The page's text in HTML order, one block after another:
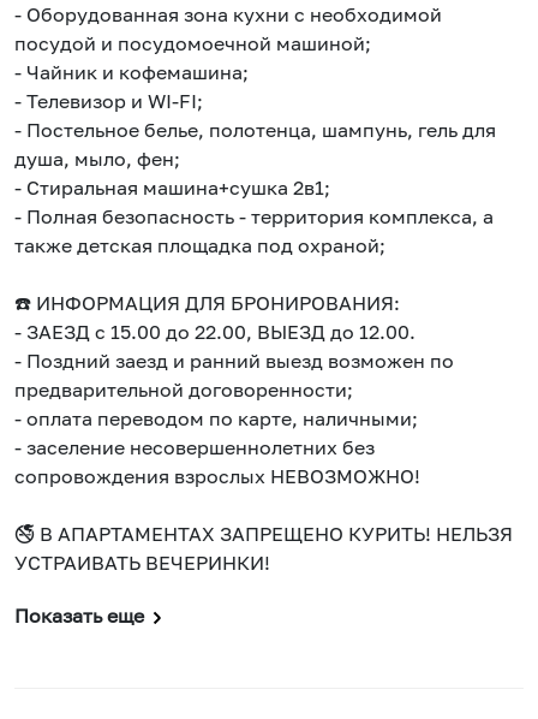
- Оборудованная зона кухни с необходимой
посудой и посудомоечной машиной;
- Чайник и кофемашина;
- Телевизор и WI-FI;
- Постельное белье, полотенца, шампунь, гель для
душа, мыло, фен;
- Стиральная машина+сушка 2в1;
- Полная безопасность - территория комплекса, а
также детская площадка под охраной;
☎️ ИНФОРМАЦИЯ ДЛЯ БРОНИРОВАНИЯ:
- ЗАЕЗД с 15.00 до 22.00, ВЫЕЗД до 12.00.
- Поздний заезд и ранний выезд возможен по
предварительной договоренности;
- оплата переводом по карте, наличными;
- заселение несовершеннолетних без
сопровождения взрослых НЕВОЗМОЖНО!
🚭 В АПАРТАМЕНТАХ ЗАПРЕЩЕНО КУРИТЬ! НЕЛЬЗЯ
УСТРАИВАТЬ ВЕЧЕРИНКИ!
Показать еще